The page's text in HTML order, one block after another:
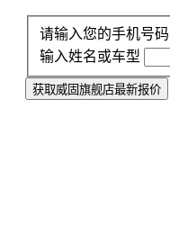
请输入您的手机号码
输入姓名或车型
获取威固旗舰店最新报价